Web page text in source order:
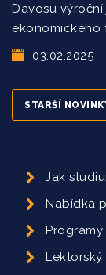
Davosu výroční
ekonomického
03.02.2025
STARŠÍ
Jak
Nabídka
Lektorský